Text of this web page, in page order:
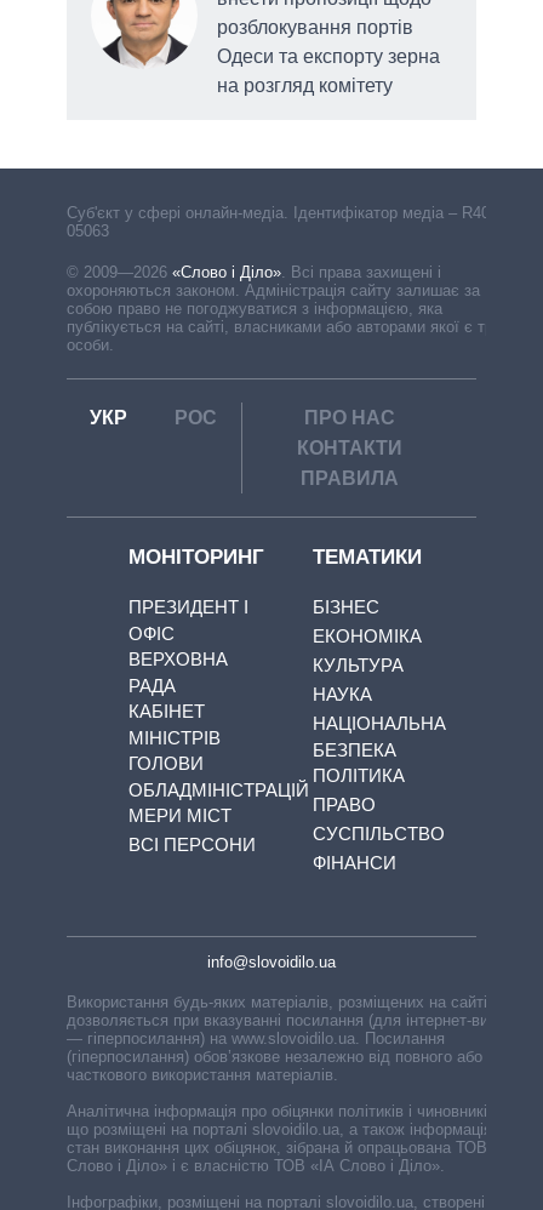
розблокування портів
Одеси та експорту зерна
на розгляд комітету
Cуб'єкт у сфері онлайн-медіа. Ідентифікатор медіа – R40-
05063
© 2009—2026 «Слово і Діло». Всі права захищені і
охороняються законом. Адміністрація сайту залишає за
собою право не погоджуватися з інформацією, яка
публікується на сайті, власниками або авторами якої є треті
особи.
УКР РОС
ПРО НАС
КОНТАКТИ
ПРАВИЛА
МОНІТОРИНГ
ПРЕЗИДЕНТ І
ОФІС
ВЕРХОВНА
РАДА
КАБІНЕТ
МІНІСТРІВ
ГОЛОВИ
ОБЛАДМІНІСТРАЦІЙ
МЕРИ МІСТ
ВСІ ПЕРСОНИ
ТЕМАТИКИ
БІЗНЕС
ЕКОНОМІКА
КУЛЬТУРА
НАУКА
НАЦІОНАЛЬНА
БЕЗПЕКА
ПОЛІТИКА
ПРАВО
СУСПІЛЬСТВО
ФІНАНСИ
info@slovoidilo.ua
Використання будь-яких матеріалів, розміщених на сайті,
дозволяється при вказуванні посилання (для інтернет-видань
— гіперпосилання) на www.slovoidilo.ua. Посилання
(гіперпосилання) обов’язкове незалежно від повного або
часткового використання матеріалів.
Аналітична інформація про обіцянки політиків і чиновників,
що розміщені на порталі slovoidilo.ua, а також інформація про
стан виконання цих обіцянок, зібрана й опрацьована ТОВ «ІА
Слово і Діло» і є власністю ТОВ «ІА Слово і Діло».
Інфографіки, розміщені на порталі slovoidilo.ua, створені ГО